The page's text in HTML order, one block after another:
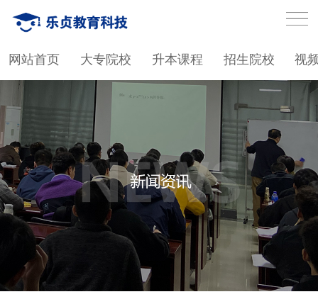
网站首页 大专院校 升本课程 招生院校 视